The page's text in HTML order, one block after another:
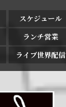
スケジュール
ランチ営業
ライブ世界配信